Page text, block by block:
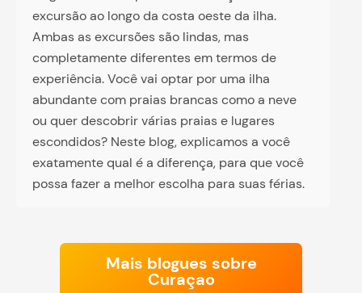
excursão ao longo da costa oeste da ilha.
Ambas as excursões são lindas, mas
completamente diferentes em termos de
experiência. Você vai optar por uma ilha
abundante com praias brancas como a neve
ou quer descobrir várias praias e lugares
escondidos? Neste blog, explicamos a você
exatamente qual é a diferença, para que você
possa fazer a melhor escolha para suas férias.
Mais blogues sobre
Curaçao